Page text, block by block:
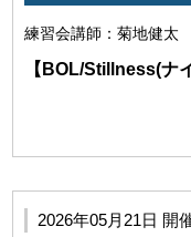
第7条（著作物の利用
利用者は当研究所に
著作物（以下「受講
当研究所が前項の許諾
練習会講師：菊地健太
【BOL/Stillness(ナ
2026年05月21日 開